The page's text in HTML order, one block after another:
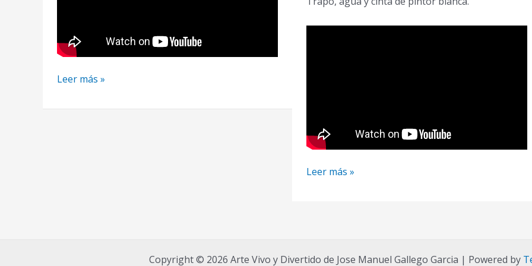
Pintura
6
Leer más »
Como
Leer más »
Copyright © 2026 Arte Vivo y Divertido de Jose Manuel Gallego Garcia | Powered by